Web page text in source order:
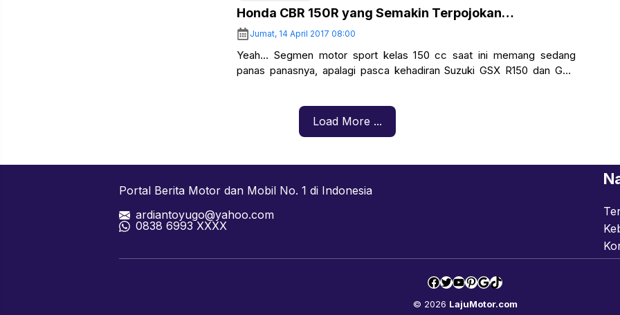
Honda CBR 150R yang Semakin Terpojokan…
Jumat, 14 April 2017 08:00
Yeah… Segmen motor sport kelas 150 cc saat ini memang sedang
panas panasnya, apalagi pasca kehadiran Suzuki GSX R150 dan GSX
Load More ...
Portal Berita Motor dan Mobil No. 1 di Indonesia
ardiantoyugo@yahoo.com
0838 6993 XXXX
Facebook
Twitter
YouTube
Pinterest
Google
TikTok
© 2026 LajuMotor.com